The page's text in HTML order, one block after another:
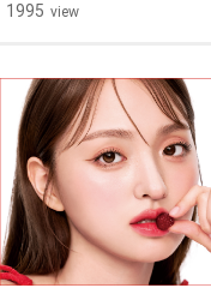
1995 view